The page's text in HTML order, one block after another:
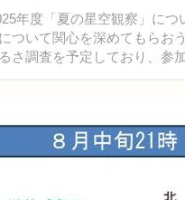
年度「夏の星空観察」に
ついて関心を深めてもらお
さ調査を予定しており、参